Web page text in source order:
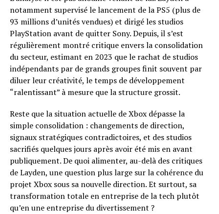
notamment supervisé le lancement de la PS5 (plus de
93 millions d’unités vendues) et dirigé les studios
PlayStation avant de quitter Sony. Depuis, il s’est
régulièrement montré critique envers la consolidation
du secteur, estimant en 2023 que le rachat de studios
indépendants par de grands groupes finit souvent par
diluer leur créativité, le temps de développement
“ralentissant” à mesure que la structure grossit.
Reste que la situation actuelle de Xbox dépasse la
simple consolidation : changements de direction,
signaux stratégiques contradictoires, et des studios
sacrifiés quelques jours après avoir été mis en avant
publiquement. De quoi alimenter, au-delà des critiques
de Layden, une question plus large sur la cohérence du
projet Xbox sous sa nouvelle direction. Et surtout, sa
transformation totale en entreprise de la tech plutôt
qu’en une entreprise du divertissement ?